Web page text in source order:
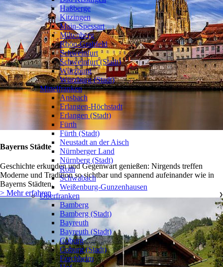
Bayerns Städte
Geschichte erkunden und Gegenwart genießen: Nirgends treffen
Moderne und Tradition so sichtbar und spannend aufeinander wie in
Bayerns Städten.
> Mehr erfahren
Haßberge
Kitzingen
Main-Spessart
Miltenberg
Rhön-Grabfeld
Schweinfurt
Schweinfurt (Stadt)
Würzburg
Würzburg (Stadt)
Mittelfranken
❯
Ansbach
Erlangen-Höchstadt
Erlangen (Stadt)
Fürth
Fürth (Stadt)
Neustadt an der Aisch
Nürnberger Land
Nürnberg (Stadt)
Roth
Schwabach
Weißenburg-Gunzenhausen
Oberfranken
❯
Bamberg
Bamberg (Stadt)
Bayreuth
Bayreuth (Stadt)
Coburg
Coburg (Stadt)
Forchheim